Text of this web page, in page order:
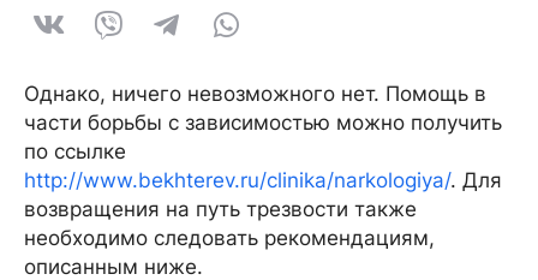
Однако, ничего невозможного нет. Помощь в
части борьбы с зависимостью можно получить
по ссылке
http://www.bekhterev.ru/clinika/narkologiya/. Для
возвращения на путь трезвости также
необходимо следовать рекомендациям,
описанным ниже.